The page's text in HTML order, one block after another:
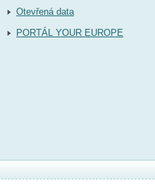
Otevřená data
PORTÁL YOUR EUROPE